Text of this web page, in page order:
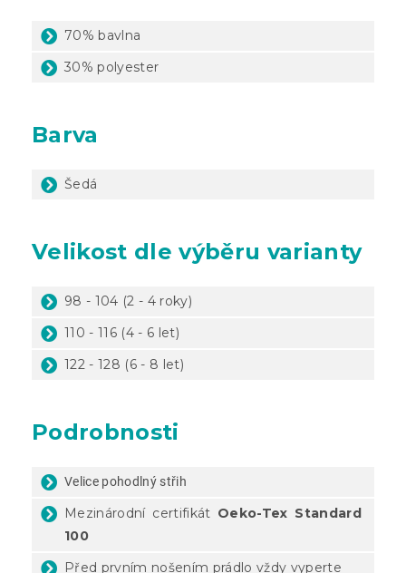
70% bavlna
30% polyester
Barva
Šedá
Velikost dle výběru varianty
98 - 104 (2 - 4 roky)
110 - 116 (4 - 6 let)
122 - 128 (6 - 8 let)
Podrobnosti
Velice pohodlný střih
Mezinárodní certifikát Oeko-Tex Standard
100
Před prvním nošením prádlo vždy vyperte